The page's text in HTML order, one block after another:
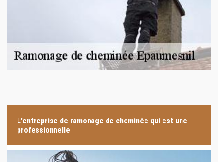
L’entreprise de ramonage de cheminée qui est une
professionnelle